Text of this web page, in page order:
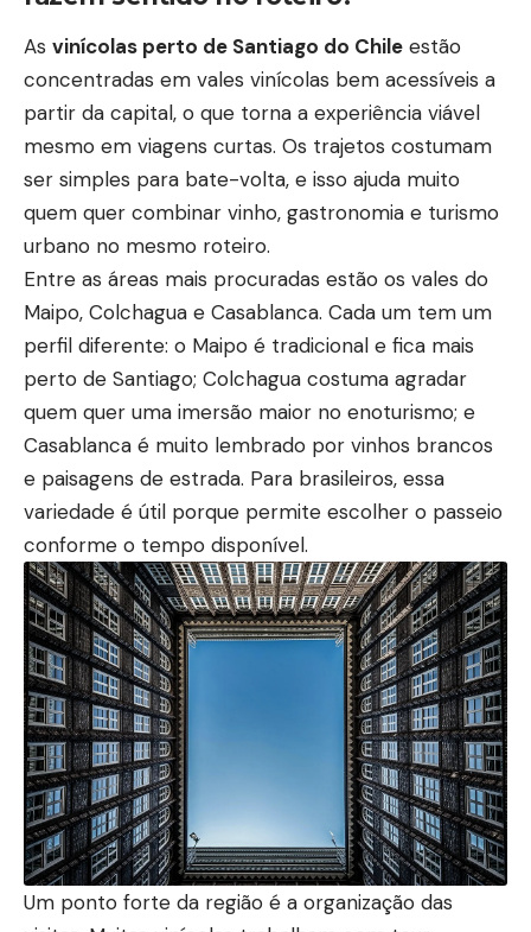
As vinícolas perto de Santiago do Chile estão
concentradas em vales vinícolas bem acessíveis a
partir da capital, o que torna a experiência viável
mesmo em viagens curtas. Os trajetos costumam
ser simples para bate-volta, e isso ajuda muito
quem quer combinar vinho, gastronomia e turismo
urbano no mesmo roteiro.
Entre as áreas mais procuradas estão os vales do
Maipo, Colchagua e Casablanca. Cada um tem um
perfil diferente: o Maipo é tradicional e fica mais
perto de Santiago; Colchagua costuma agradar
quem quer uma imersão maior no enoturismo; e
Casablanca é muito lembrado por vinhos brancos
e paisagens de estrada. Para brasileiros, essa
variedade é útil porque permite escolher o passeio
conforme o tempo disponível.
Um ponto forte da região é a organização das